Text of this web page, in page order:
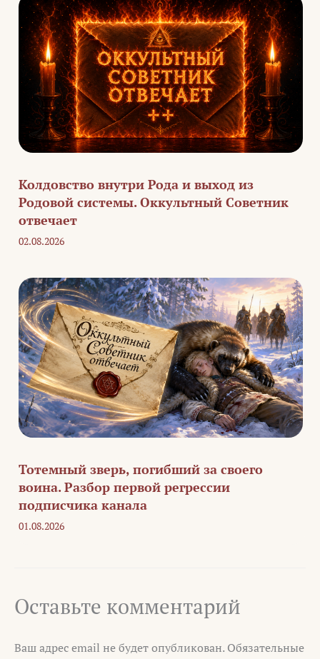
Колдовство внутри Рода и выход из
Родовой системы. Оккультный Советник
отвечает
02.08.2026
Тотемный зверь, погибший за своего
воина. Разбор первой регрессии
подписчика канала
01.08.2026
Оставьте комментарий
Ваш адрес email не будет опубликован. Обязательные